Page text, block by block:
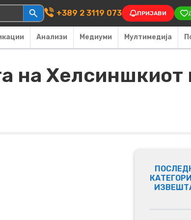
Navigation
+389 2 3119 073 ПРИЈАВИ
Анализи Медиуми Мултимедија
на Хелсиншкиот